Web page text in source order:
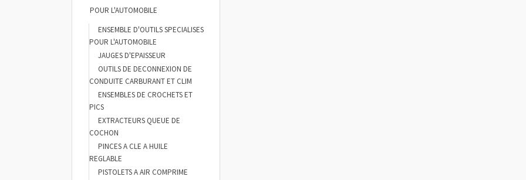
POUR L'AUTOMOBILE
ENSEMBLE D'OUTILS SPECIALISES
POUR L'AUTOMOBILE
JAUGES D'EPAISSEUR
OUTILS DE DECONNEXION DE
CONDUITE CARBURANT ET CLIM
ENSEMBLES DE CROCHETS ET
PICS
EXTRACTEURS QUEUE DE
COCHON
PINCES A CLE A HUILE
REGLABLE
PISTOLETS A AIR COMPRIME